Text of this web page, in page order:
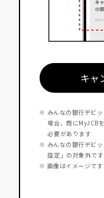
キャ
※ みんなの銀行デビ
場合、既にMyJCB
必要があります
※ みんなの銀行デビ
設定」の対象外です
※ 画像はイメージです